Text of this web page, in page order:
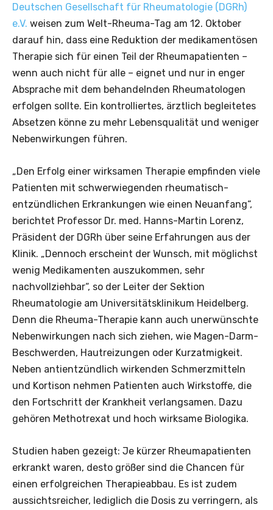
Deutschen Gesellschaft für Rheumatologie (DGRh)
e.V. weisen zum Welt-Rheuma-Tag am 12. Oktober
darauf hin, dass eine Reduktion der medikamentösen
Therapie sich für einen Teil der Rheumapatienten –
wenn auch nicht für alle – eignet und nur in enger
Absprache mit dem behandelnden Rheumatologen
erfolgen sollte. Ein kontrolliertes, ärztlich begleitetes
Absetzen könne zu mehr Lebensqualität und weniger
Nebenwirkungen führen.
„Den Erfolg einer wirksamen Therapie empfinden viele
Patienten mit schwerwiegenden rheumatisch-
entzündlichen Erkrankungen wie einen Neuanfang“,
berichtet Professor Dr. med. Hanns-Martin Lorenz,
Präsident der DGRh über seine Erfahrungen aus der
Klinik. „Dennoch erscheint der Wunsch, mit möglichst
wenig Medikamenten auszukommen, sehr
nachvollziehbar“, so der Leiter der Sektion
Rheumatologie am Universitätsklinikum Heidelberg.
Denn die Rheuma-Therapie kann auch unerwünschte
Nebenwirkungen nach sich ziehen, wie Magen-Darm-
Beschwerden, Hautreizungen oder Kurzatmigkeit.
Neben antientzündlich wirkenden Schmerzmitteln
und Kortison nehmen Patienten auch Wirkstoffe, die
den Fortschritt der Krankheit verlangsamen. Dazu
gehören Methotrexat und hoch wirksame Biologika.
Studien haben gezeigt: Je kürzer Rheumapatienten
erkrankt waren, desto größer sind die Chancen für
einen erfolgreichen Therapieabbau. Es ist zudem
aussichtsreicher, lediglich die Dosis zu verringern, als